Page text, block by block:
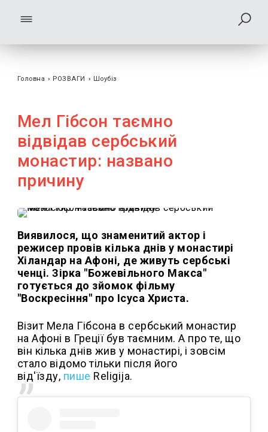
Головна › РОЗВАГИ › Шоубiз
Мел Гібсон таємно
відвідав сербський
монастир: названо
причину
Виявилося, що знаменитий актор і
режисер провів кілька днів у монастирі
Хіландар на Афоні, де живуть сербські
ченці. Зірка "Божевільного Макса"
готується до зйомок фільму
"Воскресіння" про Ісуса Христа.
Візит Мела Гібсона в сербський монастир
на Афоні в Греції був таємним. А про те, що
він кілька днів жив у монастирі, і зовсім
стало відомо тільки після його
від'їзду, пише Religija.